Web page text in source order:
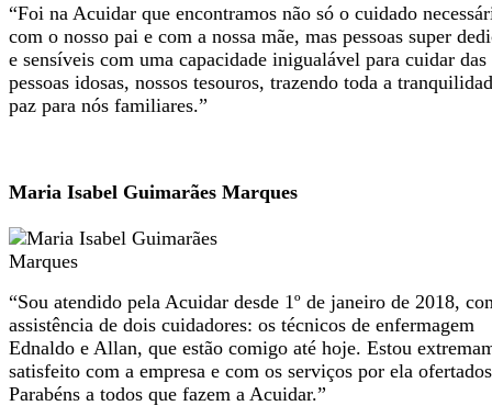
“Foi na Acuidar que encontramos não só o cuidado
com o nosso pai e com a nossa mãe, mas pessoas super
e sensíveis com uma capacidade inigualável para cuidar das
pessoas idosas, nossos tesouros, trazendo toda a
paz para nós familiares.”
Maria Isabel Guimarães Marques
“Sou atendido pela Acuidar desde 1º de janeiro de 2018,
assistência de dois cuidadores: os técnicos de enfermagem
Ednaldo e Allan, que estão comigo até hoje. Estou
satisfeito com a empresa e com os serviços por ela
Parabéns a todos que fazem a Acuidar.”